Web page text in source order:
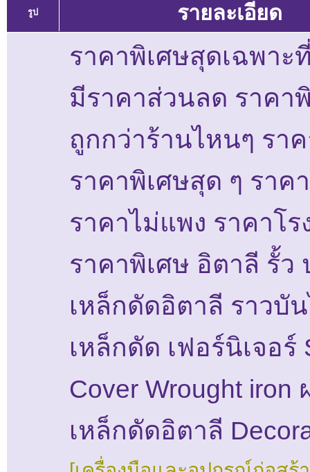
รูป รายละเอียด
ราคาพิเศษสุดเฉพาะ
มีราคาส่วนลด ราคา
ถูกกว่าร้านไหนๆ รา
ราคาพิเศษสุด ๆ ราค
ราคาไม่แพง ราคาโร
ราคาพิเศษ อิตาลี รั้ว
เหล็กดัดอิตาลี ราวบั
เหล็กดัด เฟอร์นิเจอร์
Cover Wrought iron
เหล็กดัดอิตาลี